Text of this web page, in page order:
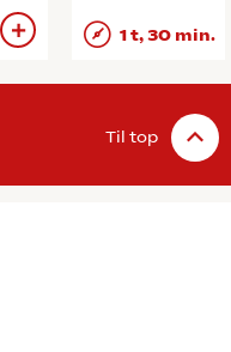
1 t, 30 min.
Til top